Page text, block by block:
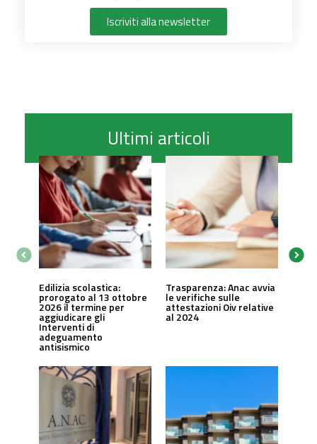
Iscriviti alla newsletter
Ultimi articoli
Edilizia scolastica:
prorogato al 13 ottobre
2026 il termine per
aggiudicare gli
Interventi di
adeguamento
antisismico
Trasparenza: Anac avvia
le verifiche sulle
attestazioni Oiv relative
al 2024